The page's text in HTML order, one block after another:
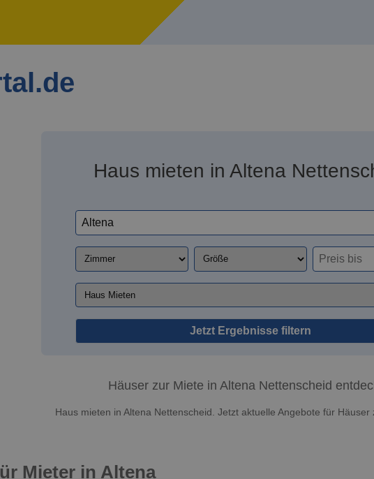
Haus mieten in Altena
Jetzt Ergebnisse filtern
Häuser zur Miete in Altena Nettenscheid
Haus mieten in Altena Nettenscheid. Jetzt aktuelle Angebote für Häuser
Mieter in Altena